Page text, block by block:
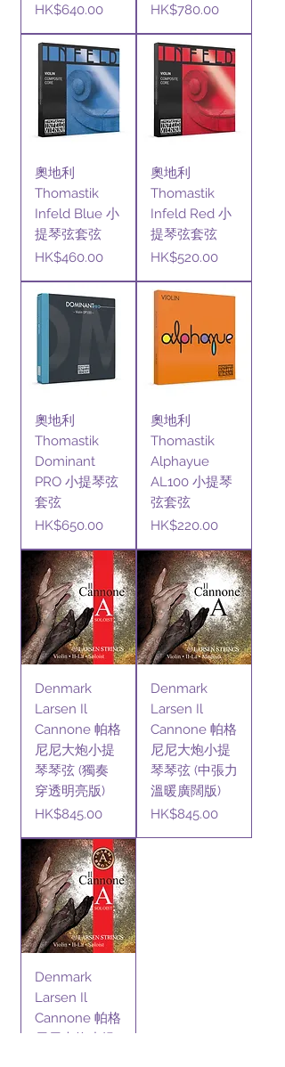
價格
HK$640.00
價格
HK$780.00
奧地利
Thomastik
Infeld Blue 小
提琴弦套弦
價格
HK$460.00
奧地利
Thomastik
Infeld Red 小
提琴弦套弦
價格
HK$520.00
奧地利
Thomastik
Dominant
PRO 小提琴弦
套弦
價格
HK$650.00
奧地利
Thomastik
Alphayue
AL100 小提琴
弦套弦
價格
HK$220.00
Denmark
Larsen Il
Cannone 帕格
尼尼大炮小提
琴琴弦 (獨奏
穿透明亮版)
價格
HK$845.00
Denmark
Larsen Il
Cannone 帕格
尼尼大炮小提
琴琴弦 (中張力
溫暖廣闊版)
價格
HK$845.00
Denmark
Larsen Il
Cannone 帕格
尼尼大炮小提